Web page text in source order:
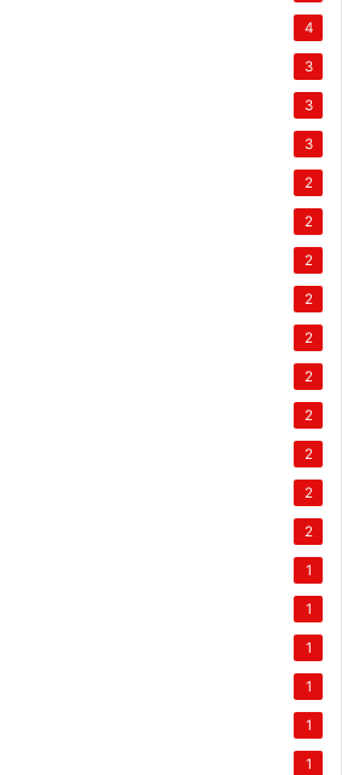
4
3
3
3
2
2
2
2
2
2
2
2
2
2
1
1
1
1
1
1